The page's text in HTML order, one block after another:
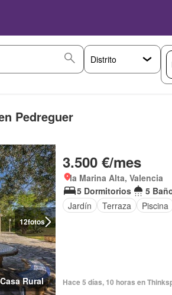
Pedreguer
12fotos
Casa Rural
3.500 €/mes
la Marina Alta, Valencia
5 Dormitorios
5
Jardín
Terraza Piscina
Hace 5 días, 10 horas en